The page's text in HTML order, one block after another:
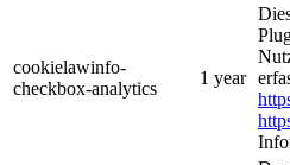
cookielawinfo-
checkbox-analytics
1 year